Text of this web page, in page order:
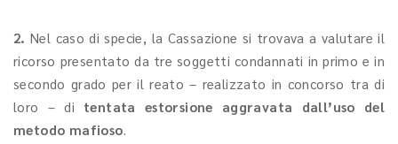
2. Nel caso di specie, la Cassazione si trovava a valutare il
ricorso presentato da tre soggetti condannati in primo e in
secondo grado per il reato – realizzato in concorso tra di
loro – di tentata estorsione aggravata dall’uso del
metodo mafioso.